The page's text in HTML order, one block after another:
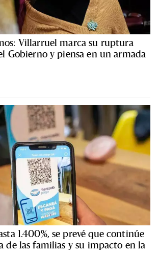
Villarruel marca su ruptura
Gobierno y piensa en un armada
1.400%, se prevé que continúe
de las familias y su impacto en la